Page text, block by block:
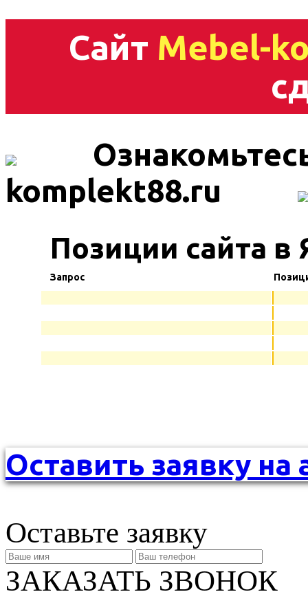
Сайт Mebel-
komplekt88.ru
Позиции сайта в
Запрос
Оставить заявку на
Оставьте заявку
ЗАКАЗАТЬ ЗВОНОК